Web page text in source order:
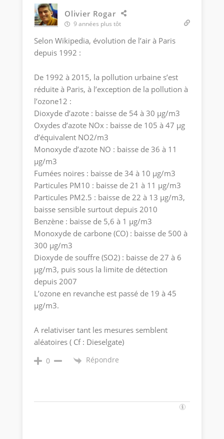
Olivier Rogar
9 années plus tôt
Selon Wikipedia, évolution de l’air à Paris
depuis 1992 :
De 1992 à 2015, la pollution urbaine s’est
réduite à Paris, à l’exception de la pollution à
l’ozone12 :
Dioxyde d’azote : baisse de 54 à 30 µg/m3
Oxydes d’azote NOx : baisse de 105 à 47 µg
d’équivalent NO2/m3
Monoxyde d’azote NO : baisse de 36 à 11
µg/m3
Fumées noires : baisse de 34 à 10 µg/m3
Particules PM10 : baisse de 21 à 11 µg/m3
Particules PM2.5 : baisse de 22 à 13 µg/m3,
baisse sensible surtout depuis 2010
Benzène : baisse de 5,6 à 1 µg/m3
Monoxyde de carbone (CO) : baisse de 500 à
300 µg/m3
Dioxyde de souffre (SO2) : baisse de 27 à 6
µg/m3, puis sous la limite de détection
depuis 2007
L’ozone en revanche est passé de 19 à 45
µg/m3.
A relativiser tant les mesures semblent
aléatoires ( Cf : Dieselgate)
0 Répondre